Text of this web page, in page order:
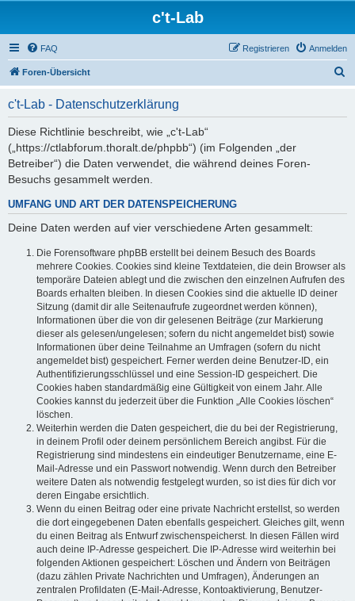
c't-Lab
FAQ Anmelden
Registrieren
Foren-Übersicht
c't-Lab - Datenschutzerklärung
Diese Richtlinie beschreibt, wie „c't-Lab“
(„https://ctlabforum.thoralt.de/phpbb“) (im Folgenden „der
Betreiber“) die Daten verwendet, die während deines Foren-
Besuchs gesammelt werden.
UMFANG UND ART DER DATENSPEICHERUNG
Deine Daten werden auf vier verschiedene Arten gesammelt:
Die Forensoftware phpBB erstellt bei deinem Besuch des Boards
mehrere Cookies. Cookies sind kleine Textdateien, die dein Browser als
temporäre Dateien ablegt und die zwischen den einzelnen Aufrufen des
Boards erhalten bleiben. In diesen Cookies sind die aktuelle ID deiner
Sitzung (damit dir alle Seitenaufrufe zugeordnet werden können),
Informationen über die von dir gelesenen Beiträge (zur Markierung
dieser als gelesen/ungelesen; sofern du nicht angemeldet bist) sowie
Informationen über deine Teilnahme an Umfragen (sofern du nicht
angemeldet bist) gespeichert. Ferner werden deine Benutzer-ID, ein
Authentifizierungsschlüssel und eine Session-ID gespeichert. Die
Cookies haben standardmäßig eine Gültigkeit von einem Jahr. Alle
Cookies kannst du jederzeit über die Funktion „Alle Cookies löschen“
löschen.
Weiterhin werden die Daten gespeichert, die du bei der Registrierung,
in deinem Profil oder deinem persönlichem Bereich angibst. Für die
Registrierung sind mindestens ein eindeutiger Benutzername, eine E-
Mail-Adresse und ein Passwort notwendig. Wenn durch den Betreiber
weitere Daten als notwendig festgelegt wurden, so ist dies für dich vor
deren Eingabe ersichtlich.
Wenn du einen Beitrag oder eine private Nachricht erstellst, so werden
die dort eingegebenen Daten ebenfalls gespeichert. Gleiches gilt, wenn
du einen Beitrag als Entwurf zwischenspeicherst. In diesen Fällen wird
auch deine IP-Adresse gespeichert. Die IP-Adresse wird weiterhin bei
folgenden Aktionen gespeichert: Löschen und Ändern von Beiträgen
(dazu zählen Private Nachrichten und Umfragen), Änderungen an
zentralen Profildaten (E-Mail-Adresse, Kontoaktivierung, Benutzer-